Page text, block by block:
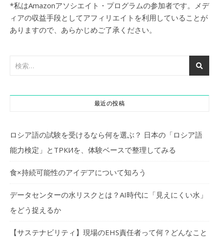
*私はAmazonアソシエイト・プログラムの参加者です。メデ
ィアの収益手段としてアフィリエイトを利用していることが
ありますので、あらかじめご了承ください。
最近の投稿
ロシア語の試験を受けるなら何を選ぶ？ 日本の「ロシア語
能力検定」とТРКИを、体験ベースで整理してみる
食×持続可能性のアイデアについて知ろう
データセンターの水リスクとは？AI時代に「見えにくい水」
をどう捉えるか
【サステナビリティ】現場のEHS責任者って何？どんなこと